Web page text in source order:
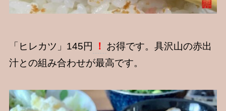
「ヒレカツ」145円 ！ お得です。具沢山の赤出
汁との組み合わせが最高です。